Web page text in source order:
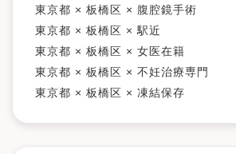
東京都 × 板橋区 × 腹腔鏡手術
東京都 × 板橋区 × 駅近
東京都 × 板橋区 × 女医在籍
東京都 × 板橋区 × 不妊治療専門
東京都 × 板橋区 × 凍結保存